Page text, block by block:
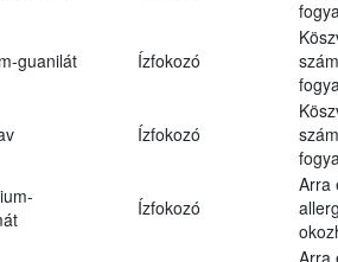
guanilát Ízfokozó
Ízfokozó
Ízfokozó
Arra
Arra